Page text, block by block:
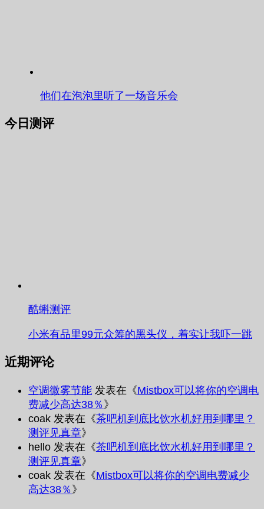
他们在泡泡里听了一场音乐会
今日测评
酷蝌测评
小米有品里99元众筹的黑头仪，着实让我吓一跳
近期评论
空调微雾节能 发表在《Mistbox可以将你的空调电
费减少高达38％》
coak 发表在《茶吧机到底比饮水机好用到哪里？
测评见真章》
hello 发表在《茶吧机到底比饮水机好用到哪里？
测评见真章》
coak 发表在《Mistbox可以将你的空调电费减少
高达38％》